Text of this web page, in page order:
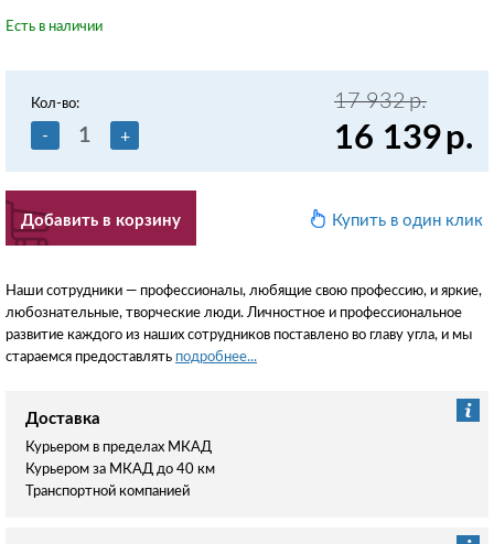
Есть в наличии
Кол-во:
- +
Добавить в корзину
17 932р.
16 139р.
Купить в один клик
Наши сотрудники — профессионалы, любящие свою профессию, и яркие,
любознательные, творческие люди. Личностное и профессиональное
развитие каждого из наших сотрудников поставлено во главу угла, и мы
стараемся предоставлять подробнее...
Доставка
Курьером в пределах МКАД
Курьером за МКАД до 40 км
Транспортной компанией